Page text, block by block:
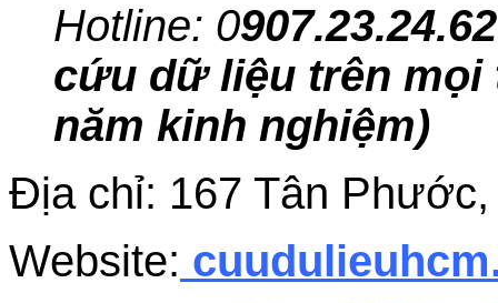
Hotline: 0
cứu dữ liệu trên
năm kinh nghiệm)
Địa chỉ: 167 Tân
Website: